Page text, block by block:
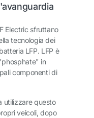
Electric sfruttano
tecnologia dei
LFP. LFP è
in
componenti di
utilizzare questo
veicoli, dopo